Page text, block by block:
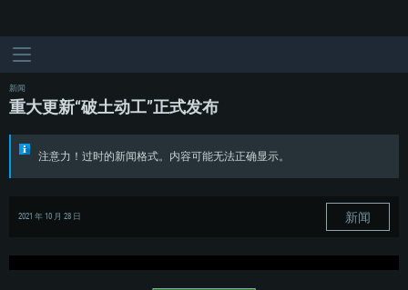
新闻
重大更新“破土动工”正式发布
注意力！过时的新闻格式。内容可能无法正确显示。
2021 年 10 月 28 日 新闻